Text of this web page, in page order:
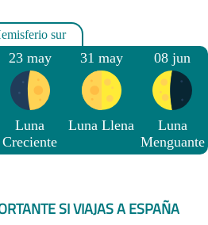
23 may
Luna
Creciente
31 may
Luna Llena
08 jun
Luna
Menguante
SI VIAJAS A ESPAÑA